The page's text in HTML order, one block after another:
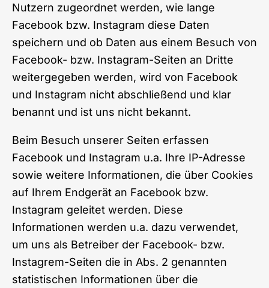
Nutzern zugeordnet werden, wie lange
Facebook bzw. Instagram diese Daten
speichern und ob Daten aus einem Besuch von
Facebook- bzw. Instagram-Seiten an Dritte
weitergegeben werden, wird von Facebook
und Instagram nicht abschließend und klar
benannt und ist uns nicht bekannt.
Beim Besuch unserer Seiten erfassen
Facebook und Instagram u.a. Ihre IP-Adresse
sowie weitere Informationen, die über Cookies
auf Ihrem Endgerät an Facebook bzw.
Instagram geleitet werden. Diese
Informationen werden u.a. dazu verwendet,
um uns als Betreiber der Facebook- bzw.
Instagrem-Seiten die in Abs. 2 genannten
statistischen Informationen über die